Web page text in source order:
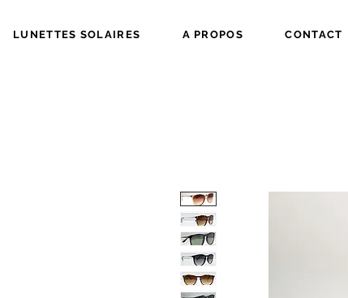
LUNETTES SOLAIRES A PROPOS CONTACT